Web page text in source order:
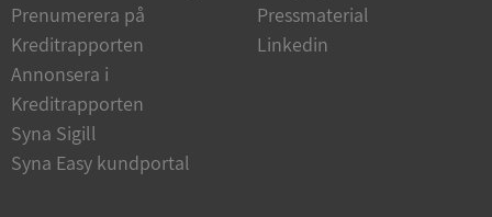
Prenumerera på
Kreditrapporten
Annonsera i
Kreditrapporten
Syna Sigill
Syna Easy kundportal
Pressmaterial
Linkedin